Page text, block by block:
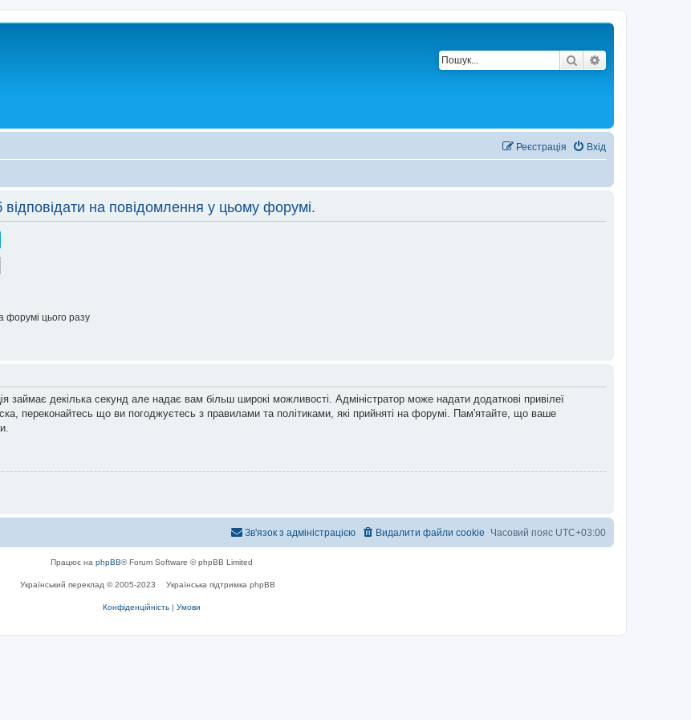
Пошук
Вхід
Реєстрація
на повідомлення у цьому форумі.
форумі цього разу
займає декілька секунд але надає вам більш широкі можливості. Адміністратор може надати додаткові привілеї
переконайтесь що ви погоджуєтесь з правилами та політиками, які прийняті на форумі. Пам'ятайте, що ваше
Часовий пояс UTC+03:00
Видалити файли cookie
Зв'язок з адміністрацією
Працює на phpBB® Forum Software © phpBB Limited
Український переклад © 2005-2023 Українська підтримка phpBB
Конфіденційність Умови